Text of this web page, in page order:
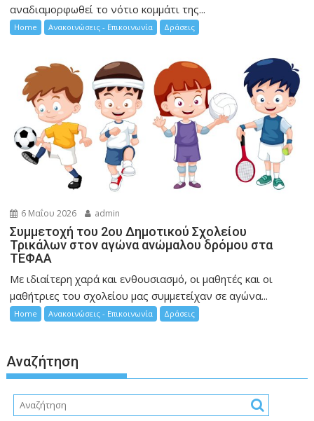
αναδιαμορφωθεί το νότιο κομμάτι της...
Home Ανακοινώσεις - Επικοινωνία Δράσεις
6 Μαΐου 2026 admin
Συμμετοχή του 2ου Δημοτικού Σχολείου
Τρικάλων στον αγώνα ανώμαλου δρόμου στα
ΤΕΦΑΑ
Με ιδιαίτερη χαρά και ενθουσιασμό, οι μαθητές και οι
μαθήτριες του σχολείου μας συμμετείχαν σε αγώνα...
Home Ανακοινώσεις - Επικοινωνία Δράσεις
Αναζήτηση